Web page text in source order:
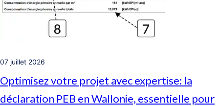
07 juillet 2026
Optimisez votre projet avec expertise: la
déclaration PEB en Wallonie, essentielle pour